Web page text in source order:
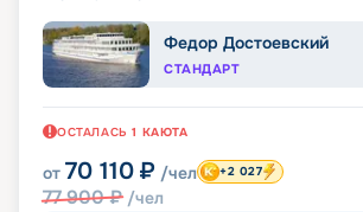
Федор Достоевский
СТАНДАРТ
ОСТАЛАСЬ 1 КАЮТА
от 70 110 ₽ /чел
77 900₽ /чел
+2 027